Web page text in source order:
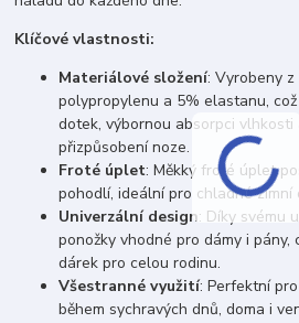
Klíčové vlastnosti:
Materiálové složení: Vyrobeny
polypropylenu a 5% elastanu,
dotek, výbornou absorpci
přizpůsobení noze.
Froté úplet: Měkký froté úplet
pohodlí, ideální pro chladné zimní
Univerzální design: Díky svému
ponožky vhodné pro dámy i pány,
dárek pro celou rodinu.
Všestranné využití: Perfektní
během sychravých dnů, doma i